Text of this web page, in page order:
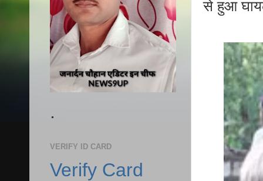
से हुआ
.
VERIFY ID CARD
Verify Card